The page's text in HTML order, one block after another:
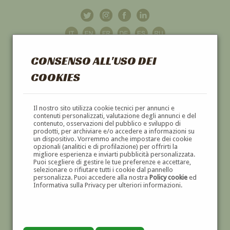
CONSENSO ALL'USO DEI
COOKIES
Il nostro sito utilizza cookie tecnici per annunci e
contenuti personalizzati, valutazione degli annunci e del
contenuto, osservazioni del pubblico e sviluppo di
prodotti, per archiviare e/o accedere a informazioni su
un dispositivo. Vorremmo anche impostare dei cookie
opzionali (analitici e di profilazione) per offrirti la
migliore esperienza e inviarti pubblicità personalizzata.
Puoi scegliere di gestire le tue preferenze e accettare,
selezionare o rifiutare tutti i cookie dal pannello
personalizza. Puoi accedere alla nostra Policy cookieed
Informativa sulla Privacy per ulteriori informazioni.
GALLERIAD'ARTE
DIPINTI E SCULTURE '800 E '900